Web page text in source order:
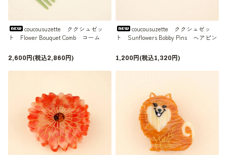
coucousuzette ククシュゼッ
ト Flower Bouquet Comb コーム
2,600円(税込2,860円)
coucousuzette ククシュゼッ
ト Sunflowers Bobby Pins ヘアピン
1,200円(税込1,320円)